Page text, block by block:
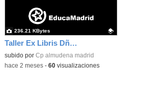
Taller Ex Libris Dña Letizia 02
Contenido educativo.
subido por Cp almudena madrid
236.21 KBytes
-hace 2 meses- 60visualizaciones